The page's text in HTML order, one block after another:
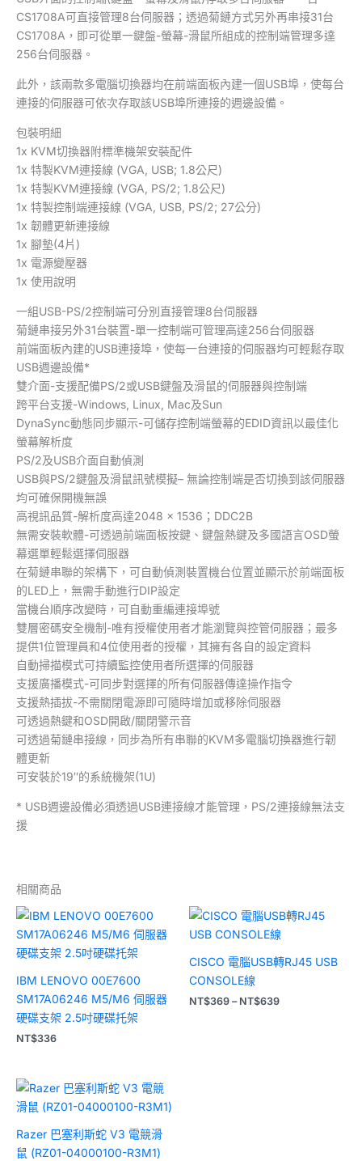
CS1708A可直接管理8台伺服器；透過菊鏈方式另外再串接31台
CS1708A，即可從單一鍵盤-螢幕-滑鼠所組成的控制端管理多達
256台伺服器。
此外，該兩款多電腦切換器均在前端面板內建一個USB埠，使每台
連接的伺服器可依次存取該USB埠所連接的週邊設備。
包裝明細
1x KVM切換器附標準機架安裝配件
1x 特製KVM連接線 (VGA, USB; 1.8公尺)
1x 特製KVM連接線 (VGA, PS/2; 1.8公尺)
1x 特製控制端連接線 (VGA, USB, PS/2; 27公分)
1x 韌體更新連接線
1x 腳墊(4片)
1x 電源變壓器
1x 使用說明
一組USB-PS/2控制端可分別直接管理8台伺服器
菊鏈串接另外31台裝置-單一控制端可管理高達256台伺服器
前端面板內建的USB連接埠，使每一台連接的伺服器均可輕鬆存取
USB週邊設備*
雙介面-支援配備PS/2或USB鍵盤及滑鼠的伺服器與控制端
跨平台支援-Windows, Linux, Mac及Sun
DynaSync動態同步顯示-可儲存控制端螢幕的EDID資訊以最佳化
螢幕解析度
PS/2及USB介面自動偵測
USB與PS/2鍵盤及滑鼠訊號模擬– 無論控制端是否切換到該伺服器
均可確保開機無誤
高視訊品質-解析度高達2048 × 1536；DDC2B
無需安裝軟體-可透過前端面板按鍵、鍵盤熱鍵及多國語言OSD螢
幕選單輕鬆選擇伺服器
在菊鏈串聯的架構下，可自動偵測裝置機台位置並顯示於前端面板
的LED上，無需手動進行DIP設定
當機台順序改變時，可自動重編連接埠號
雙層密碼安全機制-唯有授權使用者才能瀏覽與控管伺服器；最多
提供1位管理員和4位使用者的授權，其擁有各自的設定資料
自動掃描模式可持續監控使用者所選擇的伺服器
支援廣播模式-可同步對選擇的所有伺服器傳達操作指令
支援熱插拔-不需關閉電源即可隨時增加或移除伺服器
可透過熱鍵和OSD開啟/關閉警示音
可透過菊鏈串接線，同步為所有串聯的KVM多電腦切換器進行韌
體更新
可安裝於19″的系統機架(1U)
* USB週邊設備必須透過USB連接線才能管理，PS/2連接線無法支
援
相關商品
IBM LENOVO 00E7600
SM17A06246 M5/M6 伺服器
硬碟支架 2.5吋硬碟托架
NT$336
CISCO 電腦USB轉RJ45 USB
CONSOLE線
NT$369 – NT$639
價
格
範
NT$369
Razer 巴塞利斯蛇 V3 電競滑
鼠 (RZ01-04000100-R3M1)